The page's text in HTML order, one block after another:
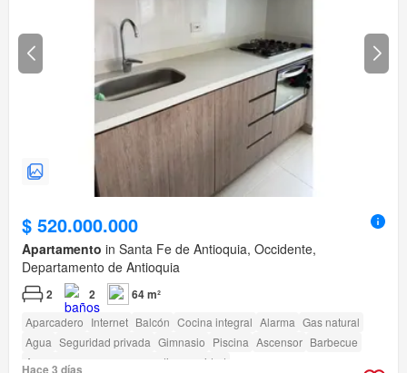
$ 520.000.000
Apartamento in Santa Fe de Antioquia, Occidente,
Departamento de Antioquia
2 2 64 m²
Aparcadero Internet Balcón Cocina integral Alarma Gas natural
Agua Seguridad privada Gimnasio Piscina Ascensor Barbecue
Acceso para personas con discapacidad
Hace 3 días